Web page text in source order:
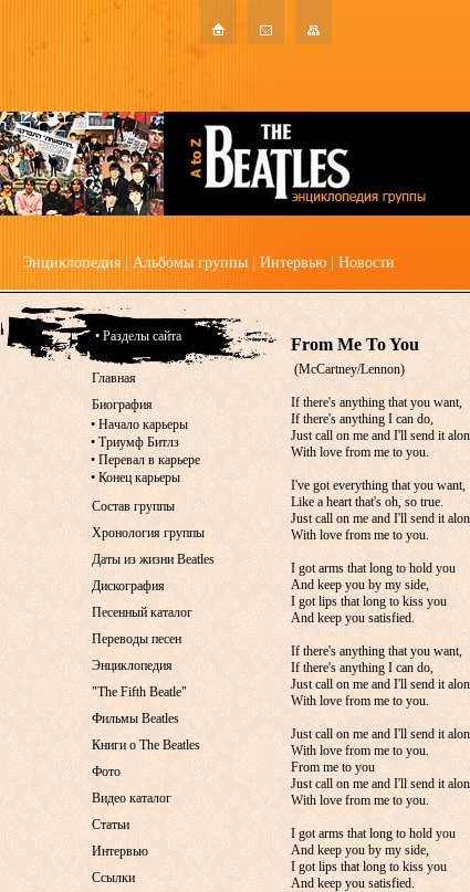
Энциклопедия Альбомы группы Интервью Новости
From Me To You
(McCartney/Lennon)
If there's anything that you want,
If there's anything I can do,
Just call on me and I'll send it
With love from me to you.
I've got everything that you want,
Like a heart that's oh, so true.
Just call on me and I'll send it
With love from me to you.
I got arms that long to hold you
And keep you by my side,
I got lips that long to kiss you
And keep you satisfied.
If there's anything that you want,
If there's anything I can do,
Just call on me and I'll send it
With love from me to you.
Just call on me and I'll send it
With love from me to you.
From me to you
Just call on me and I'll send it
With love from me to you.
I got arms that long to hold you
And keep you by my side,
I got lips that long to kiss you
And keep you satisfied.
• Разделы сайта
Главная
Биография
• Начало карьеры
• Триумф Битлз
• Перевал в карьере
• Конец карьеры
Состав группы
Хронология группы
Даты из жизни Beatles
Дискография
Песенный каталог
Переводы песен
Энциклопедия
"The Fifth Beatle"
Фильмы Beatles
Книги о The Beatles
Фото
Видео каталог
Статьи
Интервью
Ссылки